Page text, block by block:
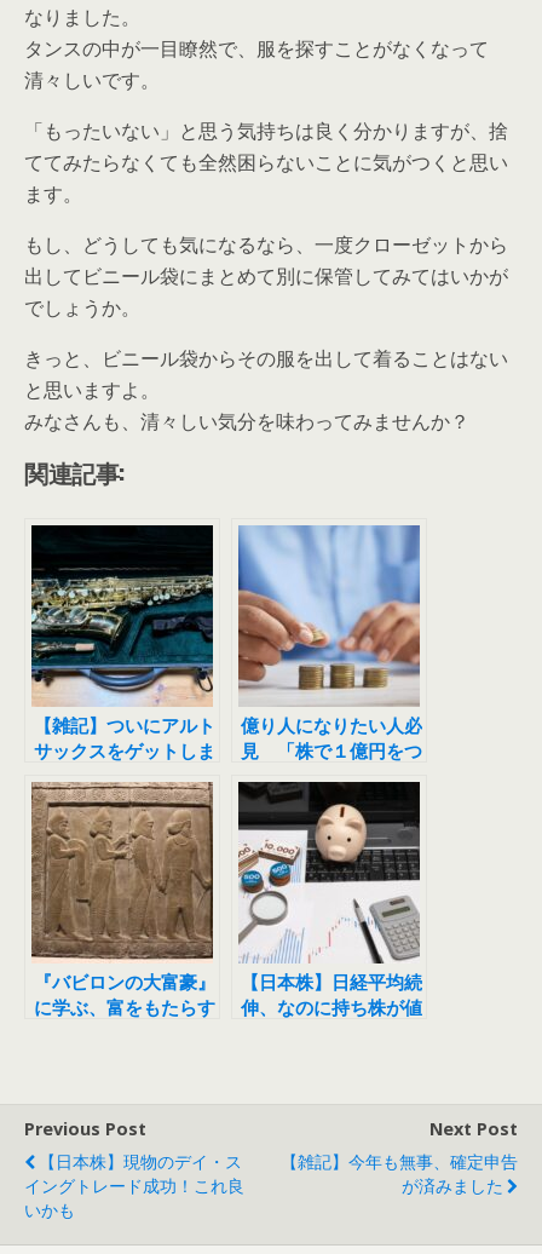
なりました。
タンスの中が一目瞭然で、服を探すことがなくなって
清々しいです。
「もったいない」と思う気持ちは良く分かりますが、捨
ててみたらなくても全然困らないことに気がつくと思い
ます。
もし、どうしても気になるなら、一度クローゼットから
出してビニール袋にまとめて別に保管してみてはいかが
でしょうか。
きっと、ビニール袋からその服を出して着ることはない
と思いますよ。
みなさんも、清々しい気分を味わってみませんか？
関連記事:
【雑記】ついにアルト
サックスをゲットしま
した！
億り人になりたい人必
見 「株で１億円をつ
くる入門！」（後編）
『バビロンの大富豪』
に学ぶ、富をもたらす
【日本株】日経平均続
伸、なのに持ち株が値
Previous Post
【日本株】現物のデイ・ス
イングトレード成功！これ良
いかも
Next Post
【雑記】今年も無事、確定申告
が済みました